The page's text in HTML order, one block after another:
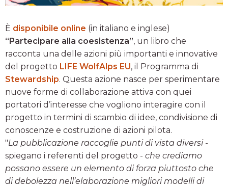
È disponibile online (in italiano e inglese)
“Partecipare alla coesistenza”, un libro che
racconta una delle azioni più importanti e innovative
del progetto LIFE WolfAlps EU, il Programma di
Stewardship. Questa azione nasce per sperimentare
nuove forme di collaborazione attiva con quei
portatori d’interesse che vogliono interagire con il
progetto in termini di scambio di idee, condivisione di
conoscenze e costruzione di azioni pilota.
"La pubblicazione raccoglie punti di vista diversi-
spiegano i referenti del progetto - che crediamo
possano essere un elemento di forza piuttosto che
di debolezza nell’elaborazione migliori modelli di